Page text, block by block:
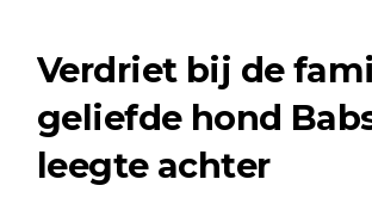
Verdriet bij de
geliefde hond
leegte achter